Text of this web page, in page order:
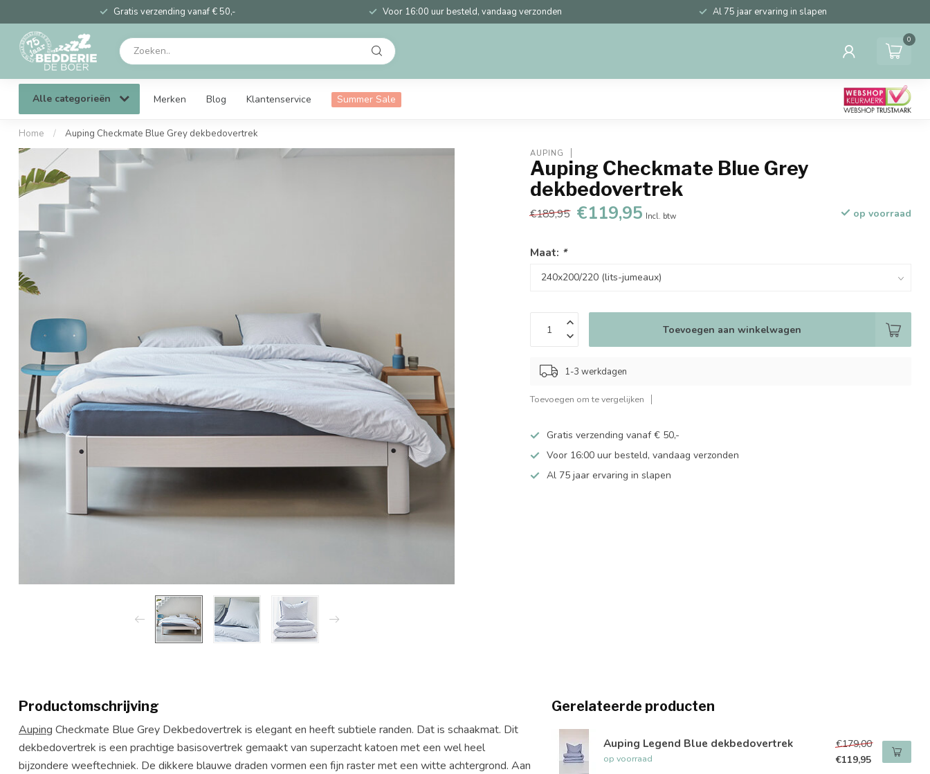
Gratis verzending vanaf € 50,- Voor 16:00 uur besteld, vandaag verzonden Al 75 jaar ervaring in slapen
0
Alle categorieën Merken Blog Klantenservice Summer Sale
Home / Auping Checkmate Blue Grey dekbedovertrek
AUPING
Auping Checkmate Blue Grey
dekbedovertrek
€189,95 €119,95 Incl. btw op voorraad
Maat: *
Toevoegen aan winkelwagen
1-3 werkdagen
Toevoegen om te vergelijken
Gratis verzending vanaf € 50,-
Voor 16:00 uur besteld, vandaag verzonden
Al 75 jaar ervaring in slapen
Productomschrijving
Auping Checkmate Blue Grey Dekbedovertrek is elegant en heeft subtiele randen. Dat is schaakmat. Dit
dekbedovertrek is een prachtige basisovertrek gemaakt van superzacht katoen met een wel heel
bijzondere weeftechniek. De dikkere blauwe draden vormen een fijn raster met een witte achtergrond. Aan
Gerelateerde producten
Auping Legend Blue dekbedovertrek
op voorraad
€179,00
€119,95